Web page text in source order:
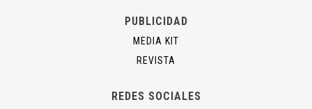
PUBLICIDAD
MEDIA KIT
REVISTA
REDES SOCIALES